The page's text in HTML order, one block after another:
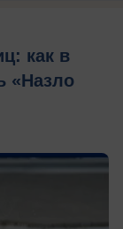
как в
«Назло